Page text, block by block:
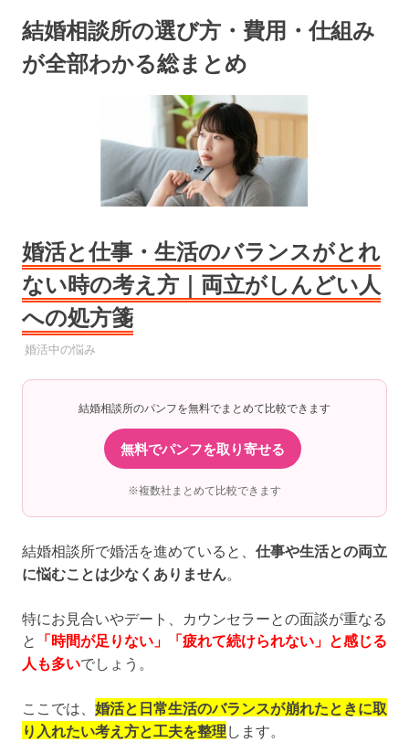
結婚相談所の選び方・費用・仕組み
が全部わかる総まとめ
婚活と仕事・生活のバランスがとれ
ない時の考え方｜両立がしんどい人
への処方箋
2025年9月22日
YYYPRO
婚活中の悩み
結婚相談所のパンフを無料でまとめて比較できます
無料でパンフを取り寄せる
※複数社まとめて比較できます
結婚相談所で婚活を進めていると、 仕事や生活との両立
に悩むことは少なくありません。
特にお見合いやデート、カウンセラーとの面談が重なる
と 「時間が足りない」「疲れて続けられない」と感じる
人も多いでしょう。
ここでは、 婚活と日常生活のバランスが崩れたときに取
り入れたい考え方と工夫を整理 します。